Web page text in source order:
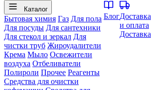
Каталог
Бытовая химия Газ Для пола
Для посуды Для сантехники
Для стекол и зеркал Для
чистки труб Жироудалители
Крема Мыло Освежители
воздуха Отбеливатели
Полироли Прочее Реагенты
Средства для очистки
БлогДоставка
и оплата
Доставка